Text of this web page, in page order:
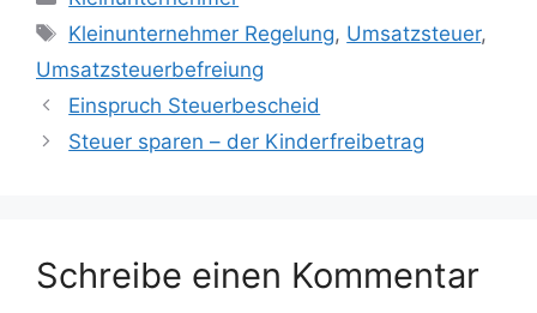
Schlagwörter
Kleinunternehmer Regelung, Umsatzsteuer,
Umsatzsteuerbefreiung
Einspruch Steuerbescheid
Steuer sparen – der Kinderfreibetrag
Schreibe einen Kommentar